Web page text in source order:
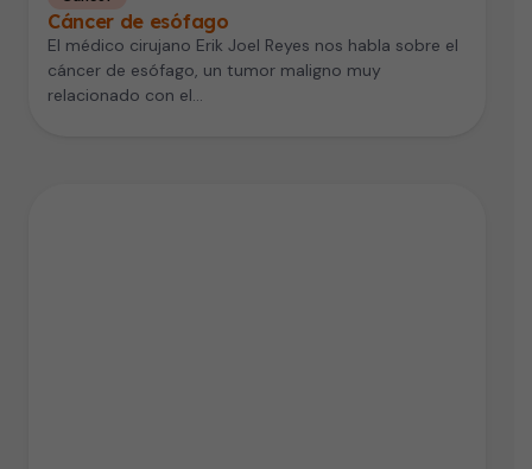
Cáncer de esófago
El médico cirujano Erik Joel Reyes nos habla sobre el
cáncer de esófago, un tumor maligno muy
relacionado con el…